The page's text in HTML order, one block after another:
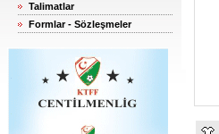
Talimatlar
Formlar - Sözleşmeler